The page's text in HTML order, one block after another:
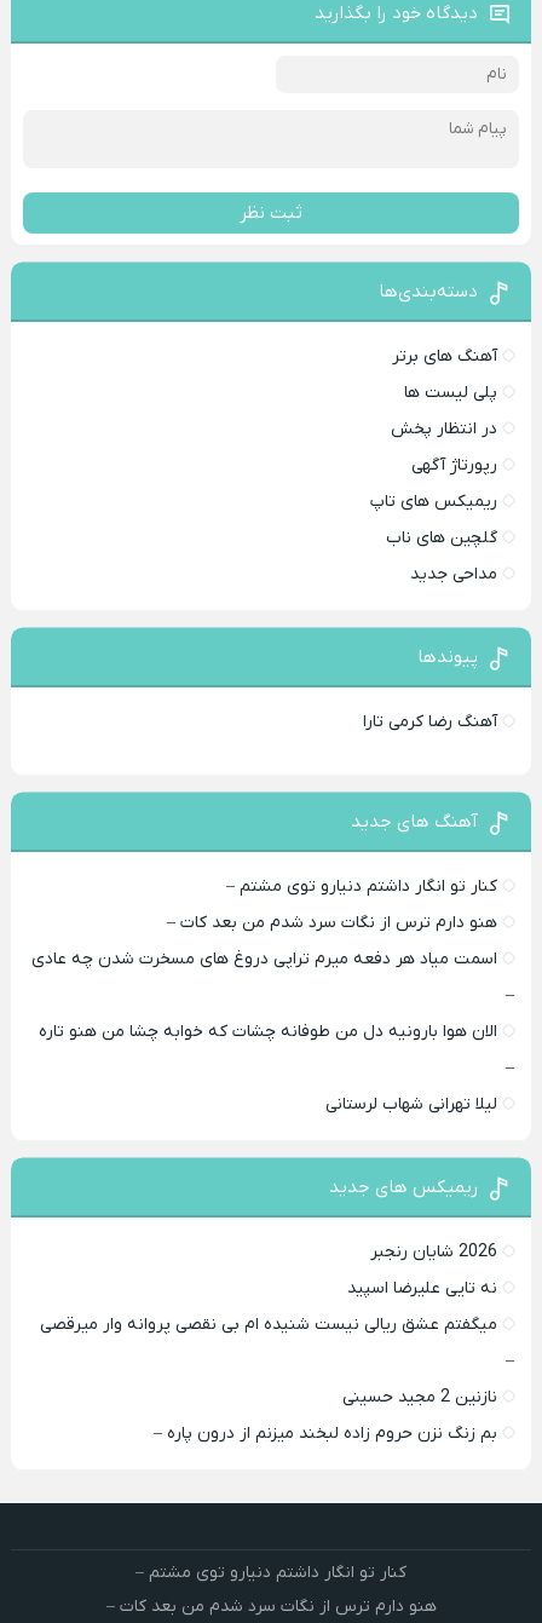
دیدگاه خود را بگذارید
ثبت نظر
دسته‌بندی‌ها
آهنگ های برتر
پلی لیست ها
در انتظار پخش
رپورتاژ آگهی
ریمیکس های تاپ
گلچین های ناب
مداحی جدید
پیوندها
آهنگ رضا کرمی تارا
آهنگ های جدید
کنار تو انگار داشتم دنیارو توی مشتم –
هنو دارم ترس از نگات سرد شدم من بعد کات –
اسمت میاد هر دفعه میرم تراپی دروغ‌ های مسخرت شدن چه عادی
–
الان هوا بارونیه دل من طوفانه چشات که خوابه چشا من هنو تاره
–
لیلا تهرانی شهاب لرستانی
ریمیکس های جدید
2026 شایان رنجبر
نه تایی علیرضا اسپید
میگفتم عشق ریالی نیست شنیده ام بی نقصی پروانه وار میرقصی
–
نازنین 2 مجید حسینی
بم زنگ نزن حروم زاده لبخند میزنم از درون پاره –
کنار تو انگار داشتم دنیارو توی مشتم –
هنو دارم ترس از نگات سرد شدم من بعد کات –